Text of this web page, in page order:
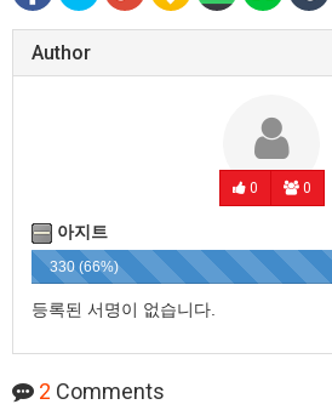
Author
0 0
아지트
330 (66%)
등록된 서명이 없습니다.
2 Comments